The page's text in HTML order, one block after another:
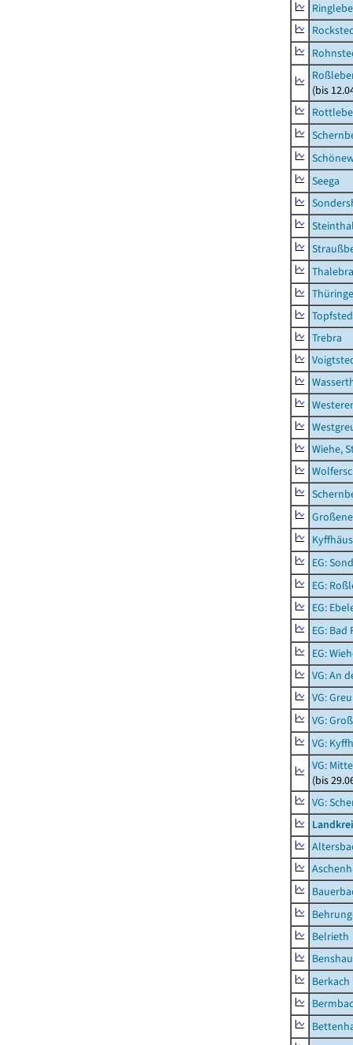
(bis
Seega
Thalebra
Trebra
Wiehe,
EG:
EG:
EG:
EG:
EG:
VG: An
VG:
VG:
VG:
VG:
(bis
VG:
Belrieth
Berkach